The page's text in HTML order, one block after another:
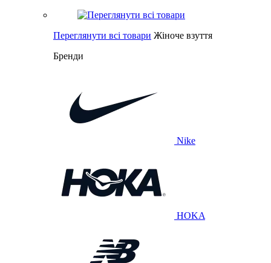
Переглянути всі товари Жіноче взуття
Бренди
Nike
HOKA